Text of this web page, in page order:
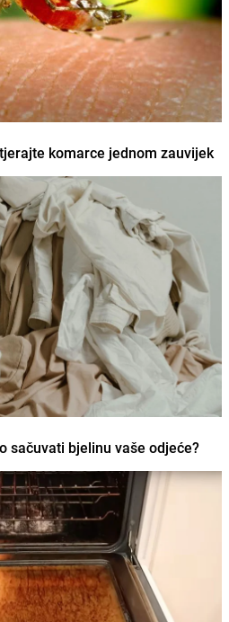
komarce jednom zauvijek
sačuvati bjelinu vaše odjeće?